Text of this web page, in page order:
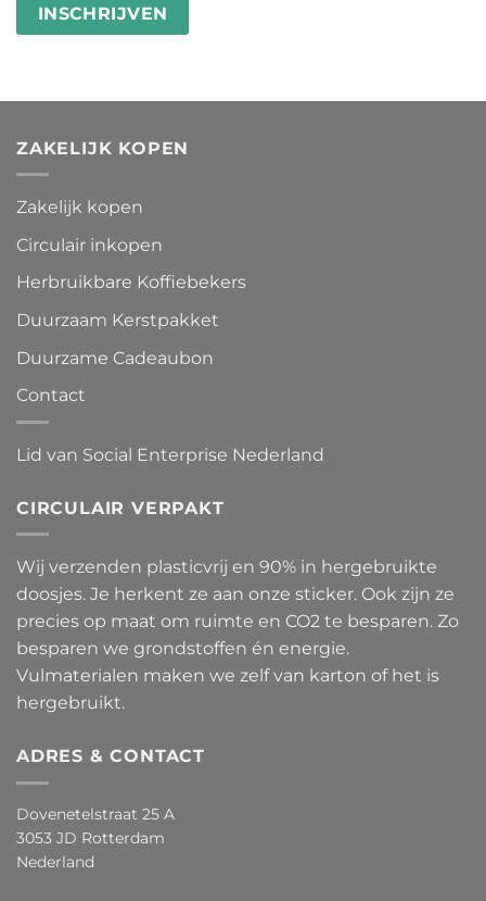
ZAKELIJK KOPEN
Zakelijk kopen
Circulair inkopen
Herbruikbare Koffiebekers
Duurzaam Kerstpakket
Duurzame Cadeaubon
Contact
Lid van Social Enterprise Nederland
CIRCULAIR VERPAKT
Wij verzenden plasticvrij en 90% in hergebruikte
doosjes. Je herkent ze aan onze sticker. Ook zijn ze
precies op maat om ruimte en CO2 te besparen. Zo
besparen we grondstoffen én energie.
Vulmaterialen maken we zelf van karton of het is
hergebruikt.
ADRES & CONTACT
Dovenetelstraat 25 A
3053 JD Rotterdam
Nederland